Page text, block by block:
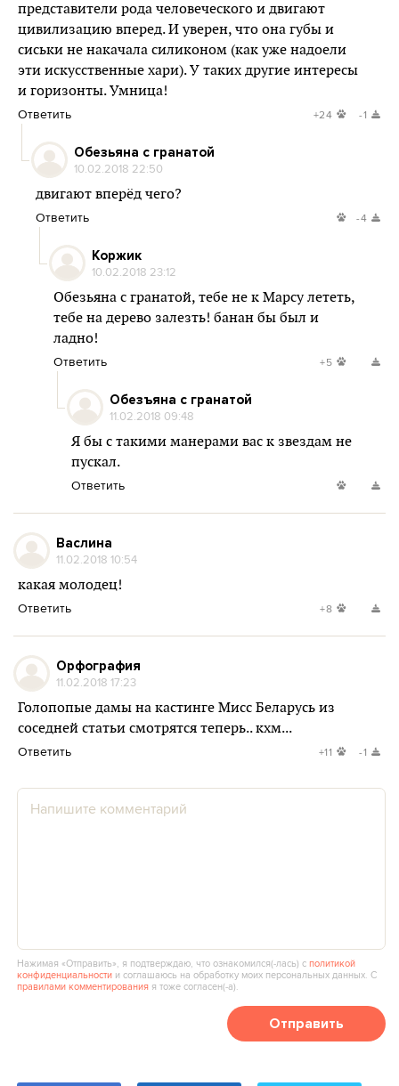
представители рода человеческого и двигают
цивилизацию вперед. И уверен, что она губы и
сиськи не накачала силиконом (как уже надоели
эти искусственные хари). У таких другие интересы
и горизонты. Умница!
Ответить +24 -1
Обезьяна с гранатой
10.02.2018 22:50
двигают вперёд чего?
Ответить -4
Коржик
10.02.2018 23:12
Обезьяна с гранатой, тебе не к Марсу лететь,
тебе на дерево залезть! банан бы был и
ладно!
Ответить +5
Обезъяна с гранатой
11.02.2018 09:48
Я бы с такими манерами вас к звездам не
пускал.
Ответить
Васлина
11.02.2018 10:54
какая молодец!
Ответить +8
Орфография
11.02.2018 17:23
Голопопые дамы на кастинге Мисс Беларусь из
соседней статьи смотрятся теперь.. кхм...
Ответить +11 -1
Нажимая «Отправить», я подтверждаю, что ознакомился(‑лась) сполитикой
конфиденциальности и соглашаюсь на обработку моих персональных данных. С
правилами комментирования я тоже согласен(‑а).
Отправить